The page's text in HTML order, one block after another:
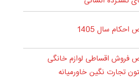
سال 1405
فروش اقساطی لوازم خانگی
تجارت نگین خاورمیانه